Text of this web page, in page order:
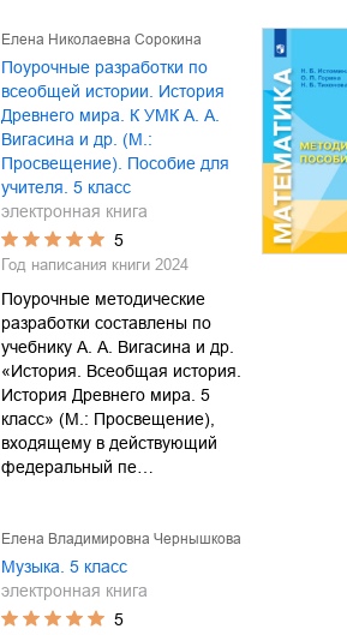
Елена Николаевна Сорокина
Поурочные разработки по
всеобщей истории. История
Древнего мира. К УМК А. А.
Вигасина и др. (М.:
Просвещение). Пособие для
учителя. 5 класс
электронная книга
5
Год написания книги 2024
Поурочные методические
разработки составлены по
учебнику А. А. Вигасина и др.
«История. Всеобщая история.
История Древнего мира. 5
класс» (М.: Просвещение),
входящему в действующий
федеральный пе…
Елена Владимировна Чернышкова
Музыка. 5 класс
электронная книга
5